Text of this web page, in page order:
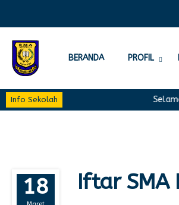
BERANDA PROFIL
Info Sekolah
18 Iftar SMA